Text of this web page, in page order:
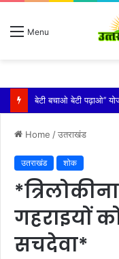
Menu
विशिष्ट पहचान बना रही
Home /उतराखंड
उतराखंड शोक
गहराइयों
सचदेवा*